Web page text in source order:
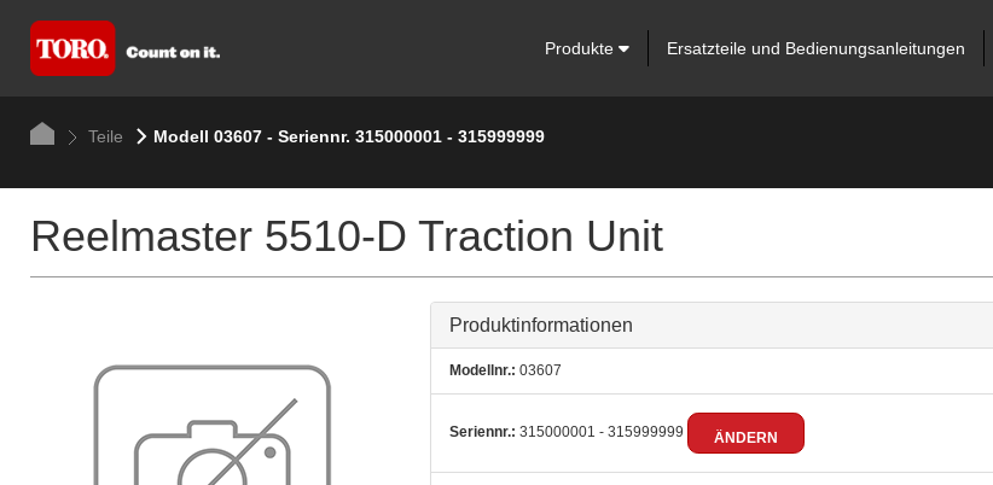
Produkte Ersatzteile und Bedienungsanleitungen
Teile Modell 03607 - Seriennr. 315000001 - 315999999
Reelmaster 5510-D Traction Unit
Produktinformationen
Modellnr.: 03607
Seriennr.: 315000001 - 315999999 ÄNDERN